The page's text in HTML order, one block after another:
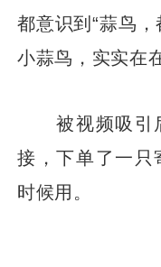
都意识到“蒜鸟
小蒜鸟，实实在
被视频吸引
接，下单了一只
时候用。